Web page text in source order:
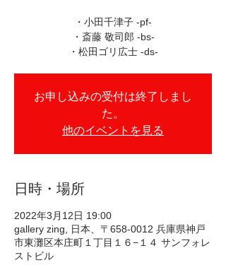
・小田千津子 -pf-
・斎藤 敬司郎 -bs-
・松田ゴリ広士 -ds-
お申し込みの受付は終了しまし
た。
他のイベントを見る
日時・場所
2022年3月12日 19:00
gallery zing, 日本、〒658-0012 兵庫県神戸
市東灘区本庄町１丁目１６−１４ サンフォレ
ストビル